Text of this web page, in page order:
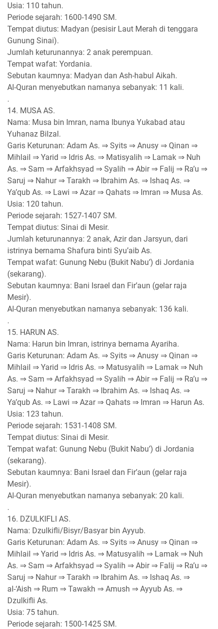
Usia: 110 tahun.
Periode sejarah: 1600-1490 SM.
Tempat diutus: Madyan (pesisir Laut Merah di tenggara
Gunung Sinai).
Jumlah keturunannya: 2 anak perempuan.
Tempat wafat: Yordania.
Sebutan kaumnya: Madyan dan Ash-habul Aikah.
Al-Quran menyebutkan namanya sebanyak: 11 kali.
.
14. MUSA AS.
Nama: Musa bin Imran, nama Ibunya Yukabad atau
Yuhanaz Bilzal.
Garis Keturunan: Adam As. ⇒ Syits ⇒ Anusy ⇒ Qinan ⇒
Mihlail ⇒ Yarid ⇒ Idris As. ⇒ Matisyalih ⇒ Lamak ⇒ Nuh
As. ⇒ Sam ⇒ Arfakhsyad ⇒ Syalih ⇒ Abir ⇒ Falij ⇒ Ra’u ⇒
Saruj ⇒ Nahur ⇒ Tarakh ⇒ Ibrahim As. ⇒ Ishaq As. ⇒
Ya’qub As. ⇒ Lawi ⇒ Azar ⇒ Qahats ⇒ Imran ⇒ Musa As.
Usia: 120 tahun.
Periode sejarah: 1527-1407 SM.
Tempat diutus: Sinai di Mesir.
Jumlah keturunannya: 2 anak, Azir dan Jarsyun, dari
istrinya bernama Shafura binti Syu’aib As.
Tempat wafat: Gunung Nebu (Bukit Nabu’) di Jordania
(sekarang).
Sebutan kaumnya: Bani Israel dan Fir’aun (gelar raja
Mesir).
Al-Quran menyebutkan namanya sebanyak: 136 kali.
.
15. HARUN AS.
Nama: Harun bin Imran, istrinya bernama Ayariha.
Garis Keturunan: Adam As. ⇒ Syits ⇒ Anusy ⇒ Qinan ⇒
Mihlail ⇒ Yarid ⇒ Idris As. ⇒ Matusyalih ⇒ Lamak ⇒ Nuh
As. ⇒ Sam ⇒ Arfakhsyad ⇒ Syalih ⇒ Abir ⇒ Falij ⇒ Ra’u ⇒
Saruj ⇒ Nahur ⇒ Tarakh ⇒ Ibrahim As. ⇒ Ishaq As. ⇒
Ya’qub As. ⇒ Lawi ⇒ Azar ⇒ Qahats ⇒ Imran ⇒ Harun As.
Usia: 123 tahun.
Periode sejarah: 1531-1408 SM.
Tempat diutus: Sinai di Mesir.
Tempat wafat: Gunung Nebu (Bukit Nabu’) di Jordania
(sekarang).
Sebutan kaumnya: Bani Israel dan Fir’aun (gelar raja
Mesir).
Al-Quran menyebutkan namanya sebanyak: 20 kali.
.
16. DZULKIFLI AS.
Nama: Dzulkifli/Bisyr/Basyar bin Ayyub.
Garis Keturunan: Adam As. ⇒ Syits ⇒ Anusy ⇒ Qinan ⇒
Mihlail ⇒ Yarid ⇒ Idris As. ⇒ Matusyalih ⇒ Lamak ⇒ Nuh
As. ⇒ Sam ⇒ Arfakhsyad ⇒ Syalih ⇒ Abir ⇒ Falij ⇒ Ra’u ⇒
Saruj ⇒ Nahur ⇒ Tarakh ⇒ Ibrahim As. ⇒ Ishaq As. ⇒
al-‘Aish ⇒ Rum ⇒ Tawakh ⇒ Amush ⇒ Ayyub As. ⇒
Dzulkifli As.
Usia: 75 tahun.
Periode sejarah: 1500-1425 SM.